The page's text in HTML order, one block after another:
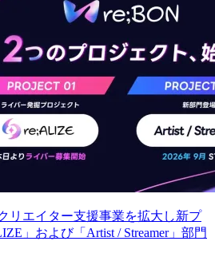
リエイター支援事業を拡大し新プ
」および「Artist / Streamer」部門